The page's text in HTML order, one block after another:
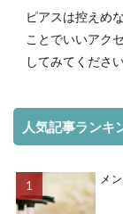
ピアスは控えめ
ことでいいアク
してみてください
人気記事ランキ
メ